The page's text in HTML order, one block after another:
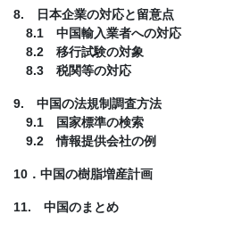
8. 日本企業の対応と留意点
8.1 中国輸入業者への対応
8.2 移行試験の対象
8.3 税関等の対応
9. 中国の法規制調査方法
9.1 国家標準の検索
9.2 情報提供会社の例
10．中国の樹脂増産計画
11. 中国のまとめ